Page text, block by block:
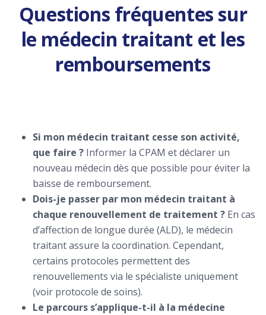
Questions fréquentes sur
le médecin traitant et les
remboursements
Si mon médecin traitant cesse son activité,
que faire ? Informer la CPAM et déclarer un
nouveau médecin dès que possible pour éviter la
baisse de remboursement.
Dois-je passer par mon médecin traitant à
chaque renouvellement de traitement ? En cas
d’affection de longue durée (ALD), le médecin
traitant assure la coordination. Cependant,
certains protocoles permettent des
renouvellements via le spécialiste uniquement
(voir protocole de soins).
Le parcours s’applique-t-il à la médecine